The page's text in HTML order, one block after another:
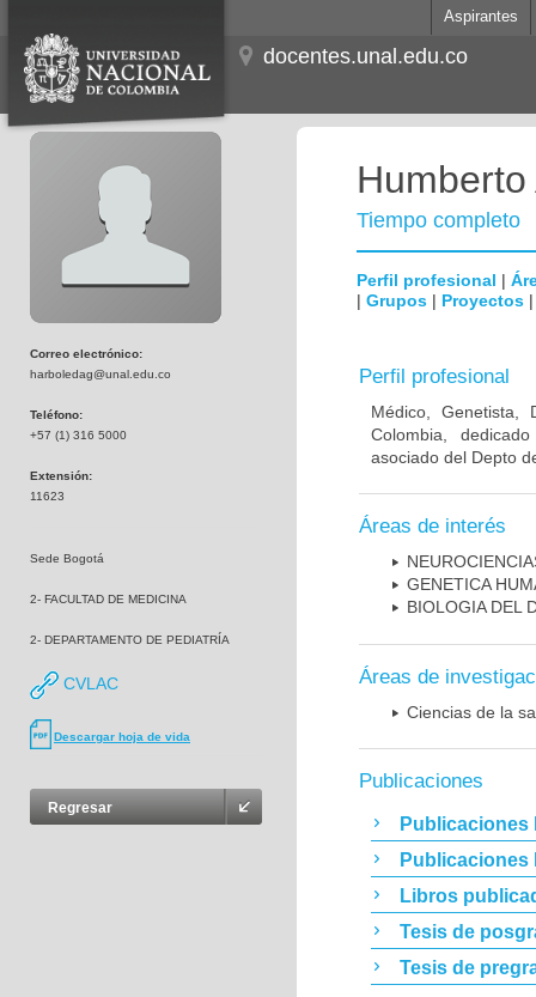
Aspirantes
docentes.unal.edu.co
Correo electrónico:
harboledag@unal.edu.co
Teléfono:
+57 (1) 316 5000
Extensión:
11623
Sede Bogotá
2- FACULTAD DE MEDICINA
2- DEPARTAMENTO DE PEDIATRÍA
CVLAC
Descargar hoja de vida
Regresar
Tiempo completo
Perfil profesional |
| Grupos | Proyectos
Perfil profesional
Médico, Genetista,
Colombia,
asociado del Depto
Áreas de interés
GENETICA
BIOLOGIA DEL
Áreas de
Ciencias de la
Publicaciones
Publicaciones
Publicaciones
Libros
Tesis de
Tesis de